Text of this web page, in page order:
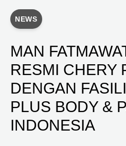
NEWS
MAN
RESMI CHERY
DENGAN
PLUS BODY &
INDONESIA